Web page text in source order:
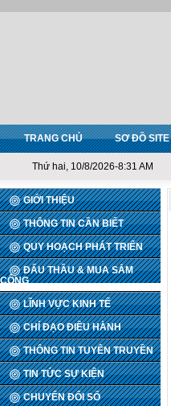
TRANG CHỦ SƠ ĐỒ SITE
Thứ hai, 10/8/2026-8:31 AM
GIỚI THIỆU
THÔNG TIN CẦN BIẾT
QUY HOẠCH PHÁT TRIỂN
ĐẤU THẦU & MUA SẮM
CÔNG
LĨNH VỰC KINH TẾ
CHỈ ĐẠO ĐIỀU HÀNH
THÔNG TIN TUYÊN TRUYỀN
TIN TỨC SỰ KIỆN
CHUYỂN ĐỔI SỐ